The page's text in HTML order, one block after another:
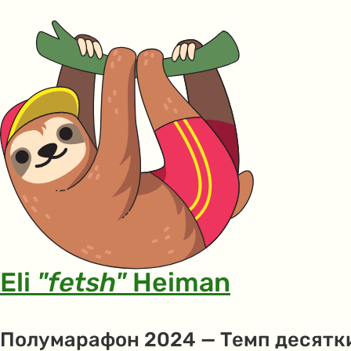
Eli "fetsh"Heiman
Полумарафон 2024 — Темп